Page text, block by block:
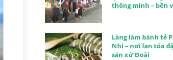
thông minh – bền
Làng làm bánh tẻ
Nhi – nơi lan tỏa
sản xứ Đoài